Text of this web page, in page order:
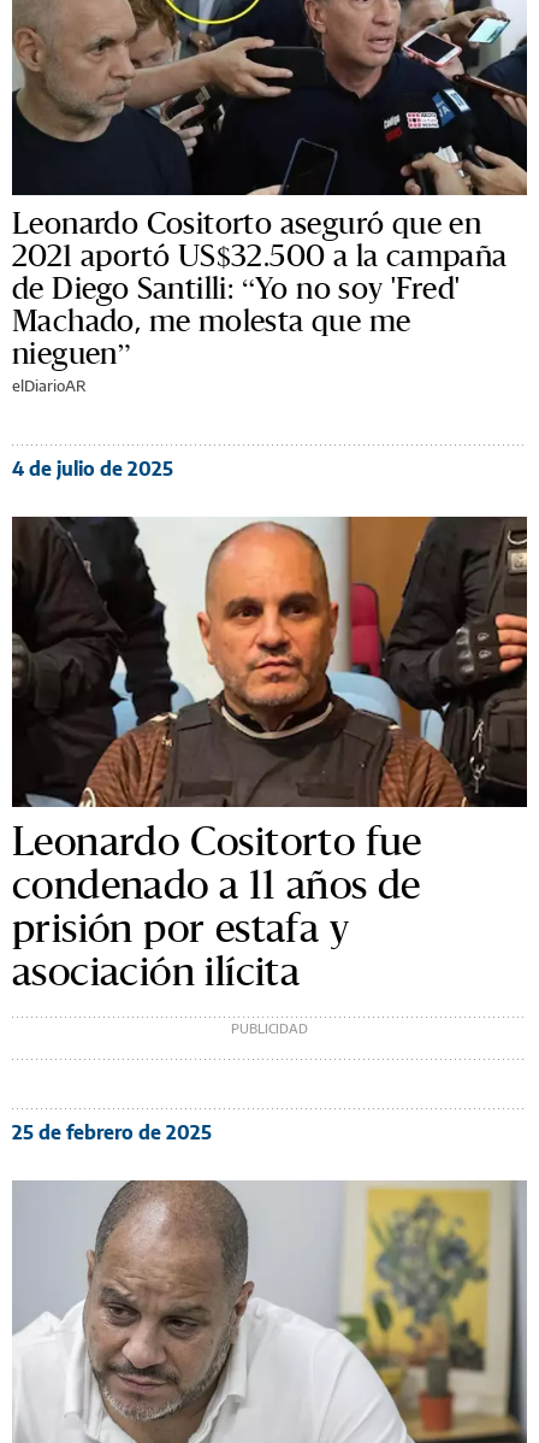
Leonardo Cositorto aseguró que en
2021 aportó US$32.500 a la campaña
de Diego Santilli: “Yo no soy 'Fred'
Machado, me molesta que me
nieguen”
elDiarioAR
4 de julio de 2025
Leonardo Cositorto fue
condenado a 11 años de
prisión por estafa y
asociación ilícita
25 de febrero de 2025